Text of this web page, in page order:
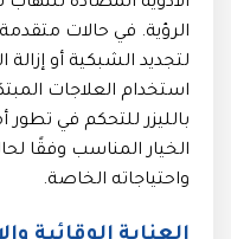
الرؤية. في حالات
لتجديد الشبكية أو
استخدام العلاجات
بالليزر للتحكم في تطور
الخيار المناسب وفقًا
واحتياجاته الخاصة.